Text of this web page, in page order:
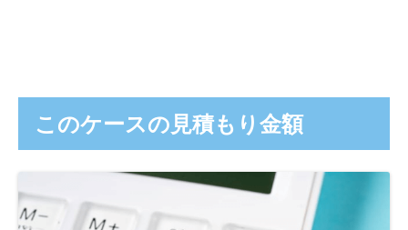
このケースの見積もり金額